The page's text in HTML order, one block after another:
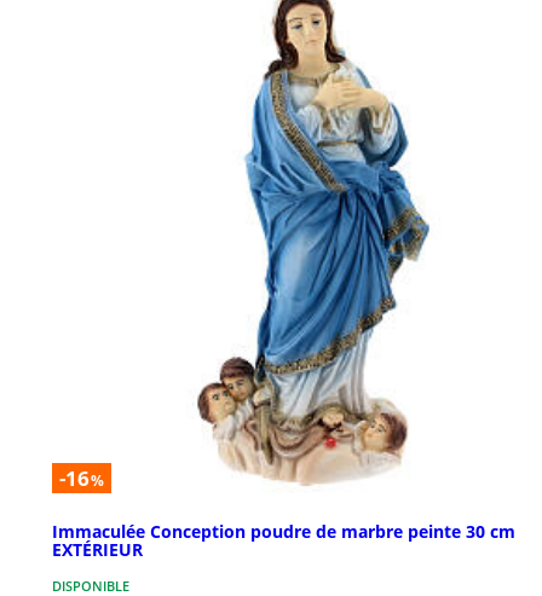
-16%
Immaculée Conception poudre de marbre peinte 30 cm
EXTÉRIEUR
DISPONIBLE